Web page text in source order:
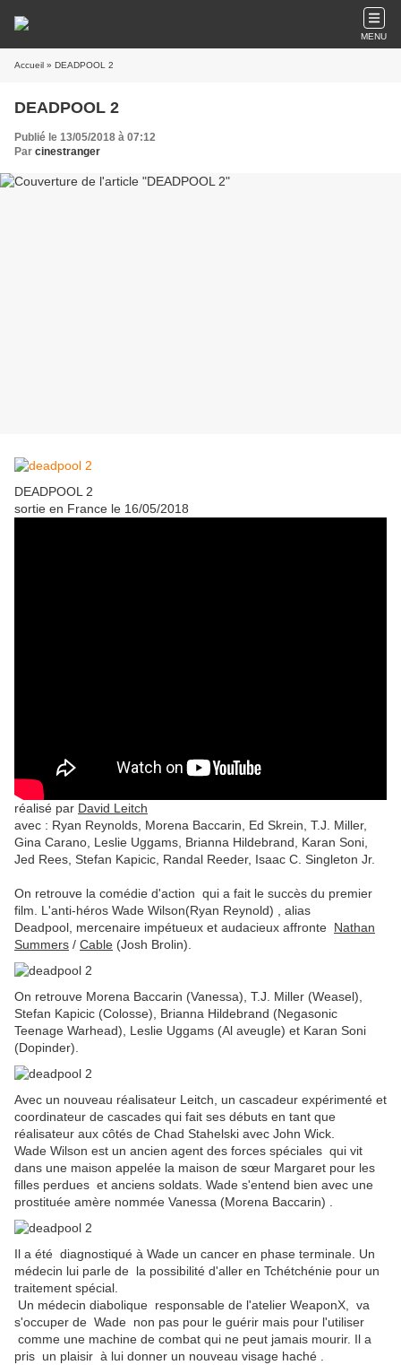
MENU
Accueil » DEADPOOL 2
DEADPOOL 2
Publié le 13/05/2018 à 07:12
Par cinestranger
DEADPOOL 2
sortie en France le 16/05/2018
réalisé par David Leitch
avec : Ryan Reynolds, Morena Baccarin, Ed Skrein, T.J. Miller,
Gina Carano, Leslie Uggams, Brianna Hildebrand, Karan Soni,
Jed Rees, Stefan Kapicic, Randal Reeder, Isaac C. Singleton Jr.
On retrouve la comédie d'action qui a fait le succès du premier
film. L'anti-héros Wade Wilson(Ryan Reynold) , alias
Deadpool, mercenaire impétueux et audacieux affronte Nathan
Summers / Cable (Josh Brolin).
On retrouve Morena Baccarin (Vanessa), T.J.
Miller (Weasel),
Stefan Kapicic (Colosse), Brianna Hildebrand (Negasonic
Teenage Warhead), Leslie Uggams (Al aveugle) et Karan Soni
(Dopinder).
Avec un nouveau réalisateur Leitch, un cascadeur expérimenté et
coordinateur de cascades qui fait ses débuts en tant que
réalisateur aux côtés de Chad Stahelski avec John Wick.
Wade Wilson est un ancien agent des forces spéciales qui vit
dans une maison appelée la maison de sœur Margaret pour les
filles perdues et anciens soldats. Wade s'entend bien avec une
prostituée amère nommée Vanessa (Morena Baccarin) .
Il a été diagnostiqué à Wade un cancer en phase terminale. Un
médecin lui parle de la possibilité d'aller en Tchétchénie pour un
traitement spécial.
Un médecin diabolique responsable de l'atelier WeaponX, va
s'occuper de Wade non pas pour le guérir mais pour l'utiliser
comme une machine de combat qui ne peut jamais mourir. Il a
pris un plaisir à lui donner un nouveau visage haché .